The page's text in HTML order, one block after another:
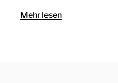
Mehr lesen